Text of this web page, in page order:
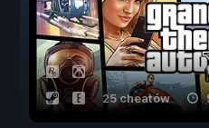
25 cheatów